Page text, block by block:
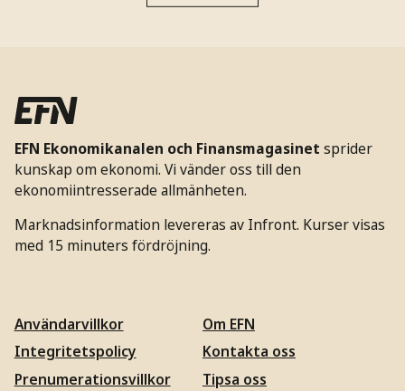
EFN Ekonomikanalen och Finansmagasinet sprider
kunskap om ekonomi. Vi vänder oss till den
ekonomiintresserade allmänheten.
Marknadsinformation levereras av Infront. Kurser visas
med 15 minuters fördröjning.
Användarvillkor
Integritetspolicy
Prenumerationsvillkor
Om EFN
Kontakta oss
Tipsa oss